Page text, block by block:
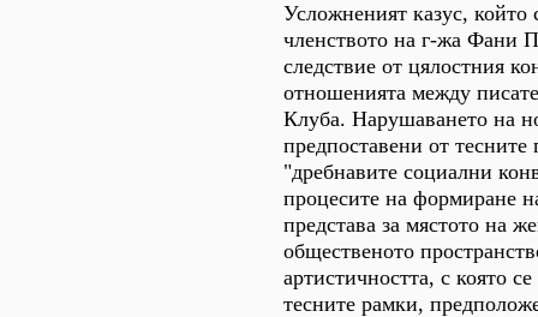
Усложненият казус, който
членството на г-жа Фани
следствие от цялостния
отношенията между
Клуба. Нарушаването на
предпоставени от тесните
"дребнавите социални
процесите на формиране
представа за мястото на
общественото
артистичността, с която
тесните рамки,